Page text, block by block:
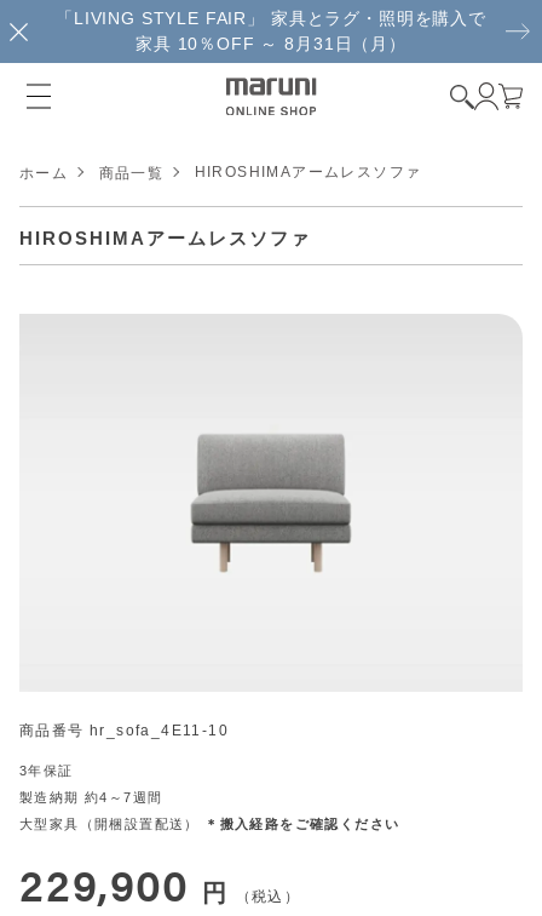
「LIVING STYLE FAIR」 家具とラグ・照明を購入で
家具 10％OFF ～ 8月31日（月）
ホーム 商品一覧 HIROSHIMAアームレスソファ
HIROSHIMAアームレスソファ
商品番号 hr_sofa_4E11-10
3年保証
製造納期 約4～7週間
大型家具（開梱設置配送）
＊搬入経路をご確認ください
229,900 税込